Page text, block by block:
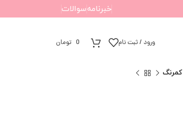
خبرنامهسوالات
ورود / ثبت نام 0 تومان